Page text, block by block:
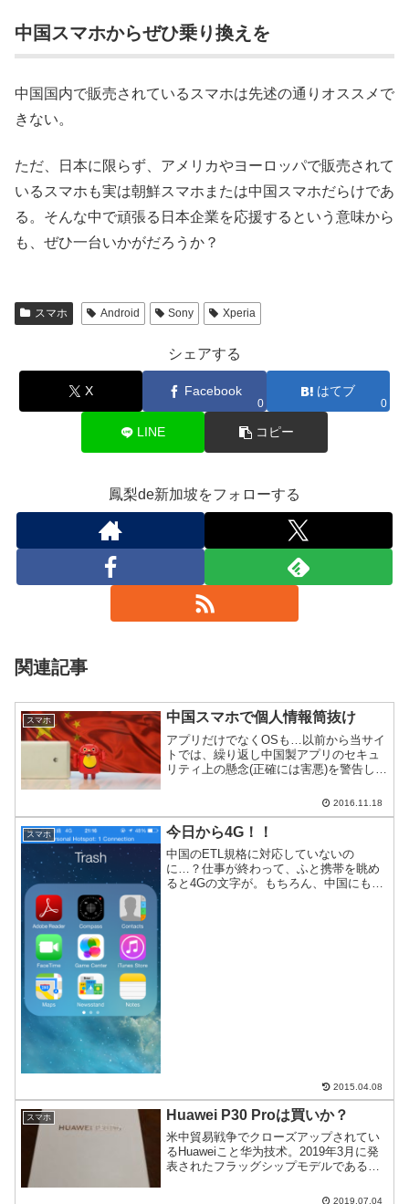
中国スマホからぜひ乗り換えを
中国国内で販売されているスマホは先述の通りオススメで
きない。
ただ、日本に限らず、アメリカやヨーロッパで販売されて
いるスマホも実は朝鮮スマホまたは中国スマホだらけであ
る。そんな中で頑張る日本企業を応援するという意味から
も、ぜひ一台いかがだろうか？
スマホ Android Sony Xperia
シェアする
X Facebook
0
はてブ
0
LINE コピー
鳳梨de新加坡をフォローする
関連記事
スマホ 中国スマホで個人情報筒抜け
アプリだけでなくOSも…以前から当サイ
トでは、繰り返し中国製アプリのセキュ
リティ上の懸念(正確には害悪)を警告して
送信で大騒ぎになっているのでご紹介。
2016.11.18
スマホ 今日から4G！！
中国のETL規格に対応していないの
に…？仕事が終わって、ふと携帯を眺め
ると4Gの文字が。もちろん、中国にも4G
2015.04.08
スマホ Huawei P30 Proは買いか？
米中貿易戦争でクローズアップされてい
るHuaweiこと华为技术。2019年3月に発
表されたフラッグシップモデルである
性能評価で最高得点を取ったので、その
2019.07.04